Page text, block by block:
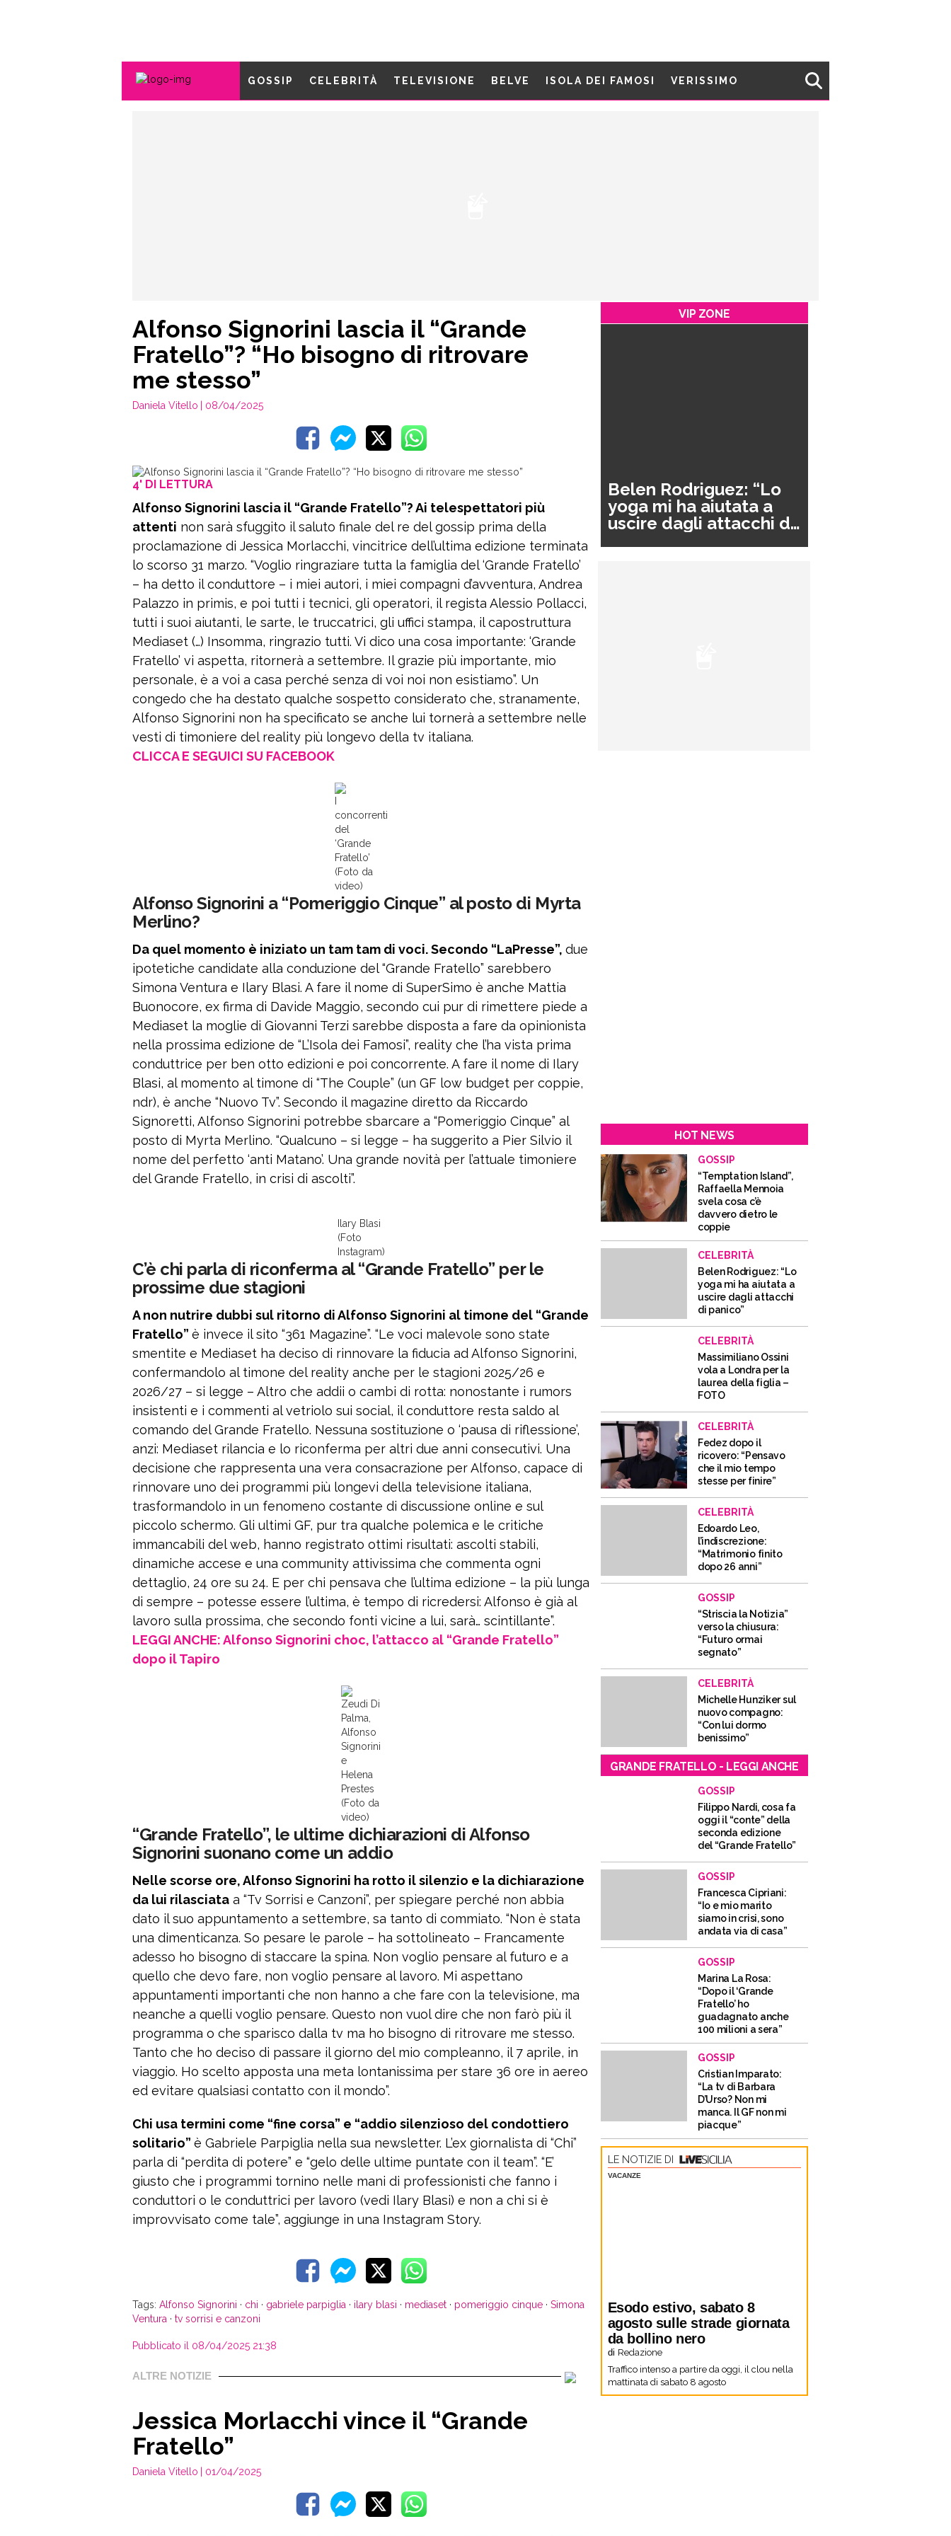
GOSSIP CELEBRITÀ TELEVISIONE BELVE ISOLA DEI FAMOSI VERISSIMO
Alfonso Signorini lascia il “Grande
Fratello”? “Ho bisogno di ritrovare
me stesso”
Daniela Vitello | 08/04/2025
4' DI LETTURA
Alfonso Signorini lascia il “Grande Fratello”? Ai telespettatori più
attenti non sarà sfuggito il saluto finale del re del gossip prima della
proclamazione di Jessica Morlacchi, vincitrice dell’ultima edizione terminata
lo scorso 31 marzo. “Voglio ringraziare tutta la famiglia del ‘Grande Fratello’
– ha detto il conduttore – i miei autori, i miei compagni d’avventura, Andrea
Palazzo in primis, e poi tutti i tecnici, gli operatori, il regista Alessio Pollacci,
tutti i suoi aiutanti, le sarte, le truccatrici, gli uffici stampa, il capostruttura
Mediaset (…) Insomma, ringrazio tutti. Vi dico una cosa importante: ‘Grande
Fratello’ vi aspetta, ritornerà a settembre. Il grazie più importante, mio
personale, è a voi a casa perché senza di voi noi non esistiamo”. Un
congedo che ha destato qualche sospetto considerato che, stranamente,
Alfonso Signorini non ha specificato se anche lui tornerà a settembre nelle
vesti di timoniere del reality più longevo della tv italiana.
CLICCA E SEGUICI SU FACEBOOK
concorrenti
del
‘Grande
Fratello’
(Foto da
video)
Alfonso Signorini a “Pomeriggio Cinque” al posto di Myrta
Merlino?
Da quel momento è iniziato un tam tam di voci. Secondo “LaPresse”, due
ipotetiche candidate alla conduzione del “Grande Fratello” sarebbero
Simona Ventura e Ilary Blasi. A fare il nome di SuperSimo è anche Mattia
Buonocore, ex firma di Davide Maggio, secondo cui pur di rimettere piede a
Mediaset la moglie di Giovanni Terzi sarebbe disposta a fare da opinionista
nella prossima edizione de “L’Isola dei Famosi”, reality che l’ha vista prima
conduttrice per ben otto edizioni e poi concorrente. A fare il nome di Ilary
Blasi, al momento al timone di “The Couple” (un GF low budget per coppie,
ndr), è anche “Nuovo Tv”. Secondo il magazine diretto da Riccardo
Signoretti, Alfonso Signorini potrebbe sbarcare a “Pomeriggio Cinque” al
posto di Myrta Merlino. “Qualcuno – si legge – ha suggerito a Pier Silvio il
nome del perfetto ‘anti Matano’. Una grande novità per l’attuale timoniere
del Grande Fratello, in crisi di ascolti”.
Ilary Blasi
(Foto
Instagram)
C’è chi parla di riconferma al “Grande Fratello” per le
prossime due stagioni
A non nutrire dubbi sul ritorno di Alfonso Signorini al timone del “Grande
Fratello” è invece il sito “361 Magazine”. “Le voci malevole sono state
smentite e Mediaset ha deciso di rinnovare la fiducia ad Alfonso Signorini,
confermandolo al timone del reality anche per le stagioni 2025/26 e
2026/27 – si legge – Altro che addii o cambi di rotta: nonostante i rumors
insistenti e i commenti al vetriolo sui social, il conduttore resta saldo al
comando del Grande Fratello. Nessuna sostituzione o ‘pausa di riflessione’,
anzi: Mediaset rilancia e lo riconferma per altri due anni consecutivi. Una
decisione che rappresenta una vera consacrazione per Alfonso, capace di
rinnovare uno dei programmi più longevi della televisione italiana,
trasformandolo in un fenomeno costante di discussione online e sul
piccolo schermo. Gli ultimi GF, pur tra qualche polemica e le critiche
immancabili del web, hanno registrato ottimi risultati: ascolti stabili,
dinamiche accese e una community attivissima che commenta ogni
dettaglio, 24 ore su 24. E per chi pensava che l’ultima edizione – la più lunga
di sempre – potesse essere l’ultima, è tempo di ricredersi: Alfonso è già al
lavoro sulla prossima, che secondo fonti vicine a lui, sarà… scintillante”.
LEGGI ANCHE: Alfonso Signorini choc, l’attacco al “Grande Fratello”
dopo il Tapiro
Zeudi Di
Palma,
Alfonso
Signorini
e
Helena
Prestes
(Foto da
video)
“Grande Fratello”, le ultime dichiarazioni di Alfonso
Signorini suonano come un addio
Nelle scorse ore, Alfonso Signorini ha rotto il silenzio e la dichiarazione
da lui rilasciata a “Tv Sorrisi e Canzoni”, per spiegare perché non abbia
dato il suo appuntamento a settembre, sa tanto di commiato. “Non è stata
una dimenticanza. So pesare le parole – ha sottolineato – Francamente
adesso ho bisogno di staccare la spina. Non voglio pensare al futuro e a
quello che devo fare, non voglio pensare al lavoro. Mi aspettano
appuntamenti importanti che non hanno a che fare con la televisione, ma
neanche a quelli voglio pensare. Questo non vuol dire che non farò più il
programma o che sparisco dalla tv ma ho bisogno di ritrovare me stesso.
Tanto che ho deciso di passare il giorno del mio compleanno, il 7 aprile, in
viaggio. Ho scelto apposta una meta lontanissima per stare 36 ore in aereo
ed evitare qualsiasi contatto con il mondo”.
Chi usa termini come “fine corsa” e “addio silenzioso del condottiero
solitario” è Gabriele Parpiglia nella sua newsletter. L’ex giornalista di “Chi”
parla di “perdita di potere” e “gelo delle ultime puntate con il team”. “E’
giusto che i programmi tornino nelle mani di professionisti che fanno i
conduttori o le conduttrici per lavoro (vedi Ilary Blasi) e non a chi si è
improvvisato come tale”, aggiunge in una Instagram Story.
Tags: Alfonso Signorini · chi · gabriele parpiglia · ilary blasi · mediaset · pomeriggio cinque · Simona
Ventura · tv sorrisi e canzoni
Pubblicato il 08/04/2025 21:38
ALTRE NOTIZIE
Jessica Morlacchi vince il “Grande
Fratello”
Daniela Vitello | 01/04/2025
VIP ZONE
Belen Rodriguez: “Lo
yoga mi ha aiutata a
uscire dagli attacchi di
HOT NEWS
GOSSIP
“Temptation Island”,
Raffaella Mennoia
svela cosa c’è
davvero dietro le
coppie
CELEBRITÀ
Belen Rodriguez: “Lo
yoga mi ha aiutata a
uscire dagli attacchi
di panico”
CELEBRITÀ
Massimiliano Ossini
vola a Londra per la
laurea della figlia –
FOTO
CELEBRITÀ
Fedez dopo il
ricovero: “Pensavo
che il mio tempo
stesse per finire”
CELEBRITÀ
Edoardo Leo,
l’indiscrezione:
“Matrimonio finito
dopo 26 anni”
GOSSIP
“Striscia la Notizia”
verso la chiusura:
“Futuro ormai
segnato”
CELEBRITÀ
Michelle Hunziker sul
nuovo compagno:
“Con lui dormo
benissimo”
GRANDE FRATELLO - LEGGI ANCHE
GOSSIP
Filippo Nardi, cosa fa
oggi il “conte” della
seconda edizione
del “Grande Fratello”
GOSSIP
Francesca Cipriani:
“Io e mio marito
siamo in crisi, sono
andata via di casa”
GOSSIP
Marina La Rosa:
“Dopo il ‘Grande
Fratello’ ho
guadagnato anche
100 milioni a sera”
GOSSIP
Cristian Imparato:
“La tv di Barbara
D’Urso? Non mi
manca. Il GF non mi
piacque”
LE NOTIZIE DI
VACANZE
Esodo estivo, sabato 8
agosto sulle strade giornata
da bollino nero
di Redazione
Traffico intenso a partire da oggi, il clou nella
mattinata di sabato 8 agosto